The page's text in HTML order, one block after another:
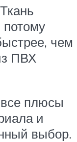
чем
ПВХ
плюсы
и
выбор.